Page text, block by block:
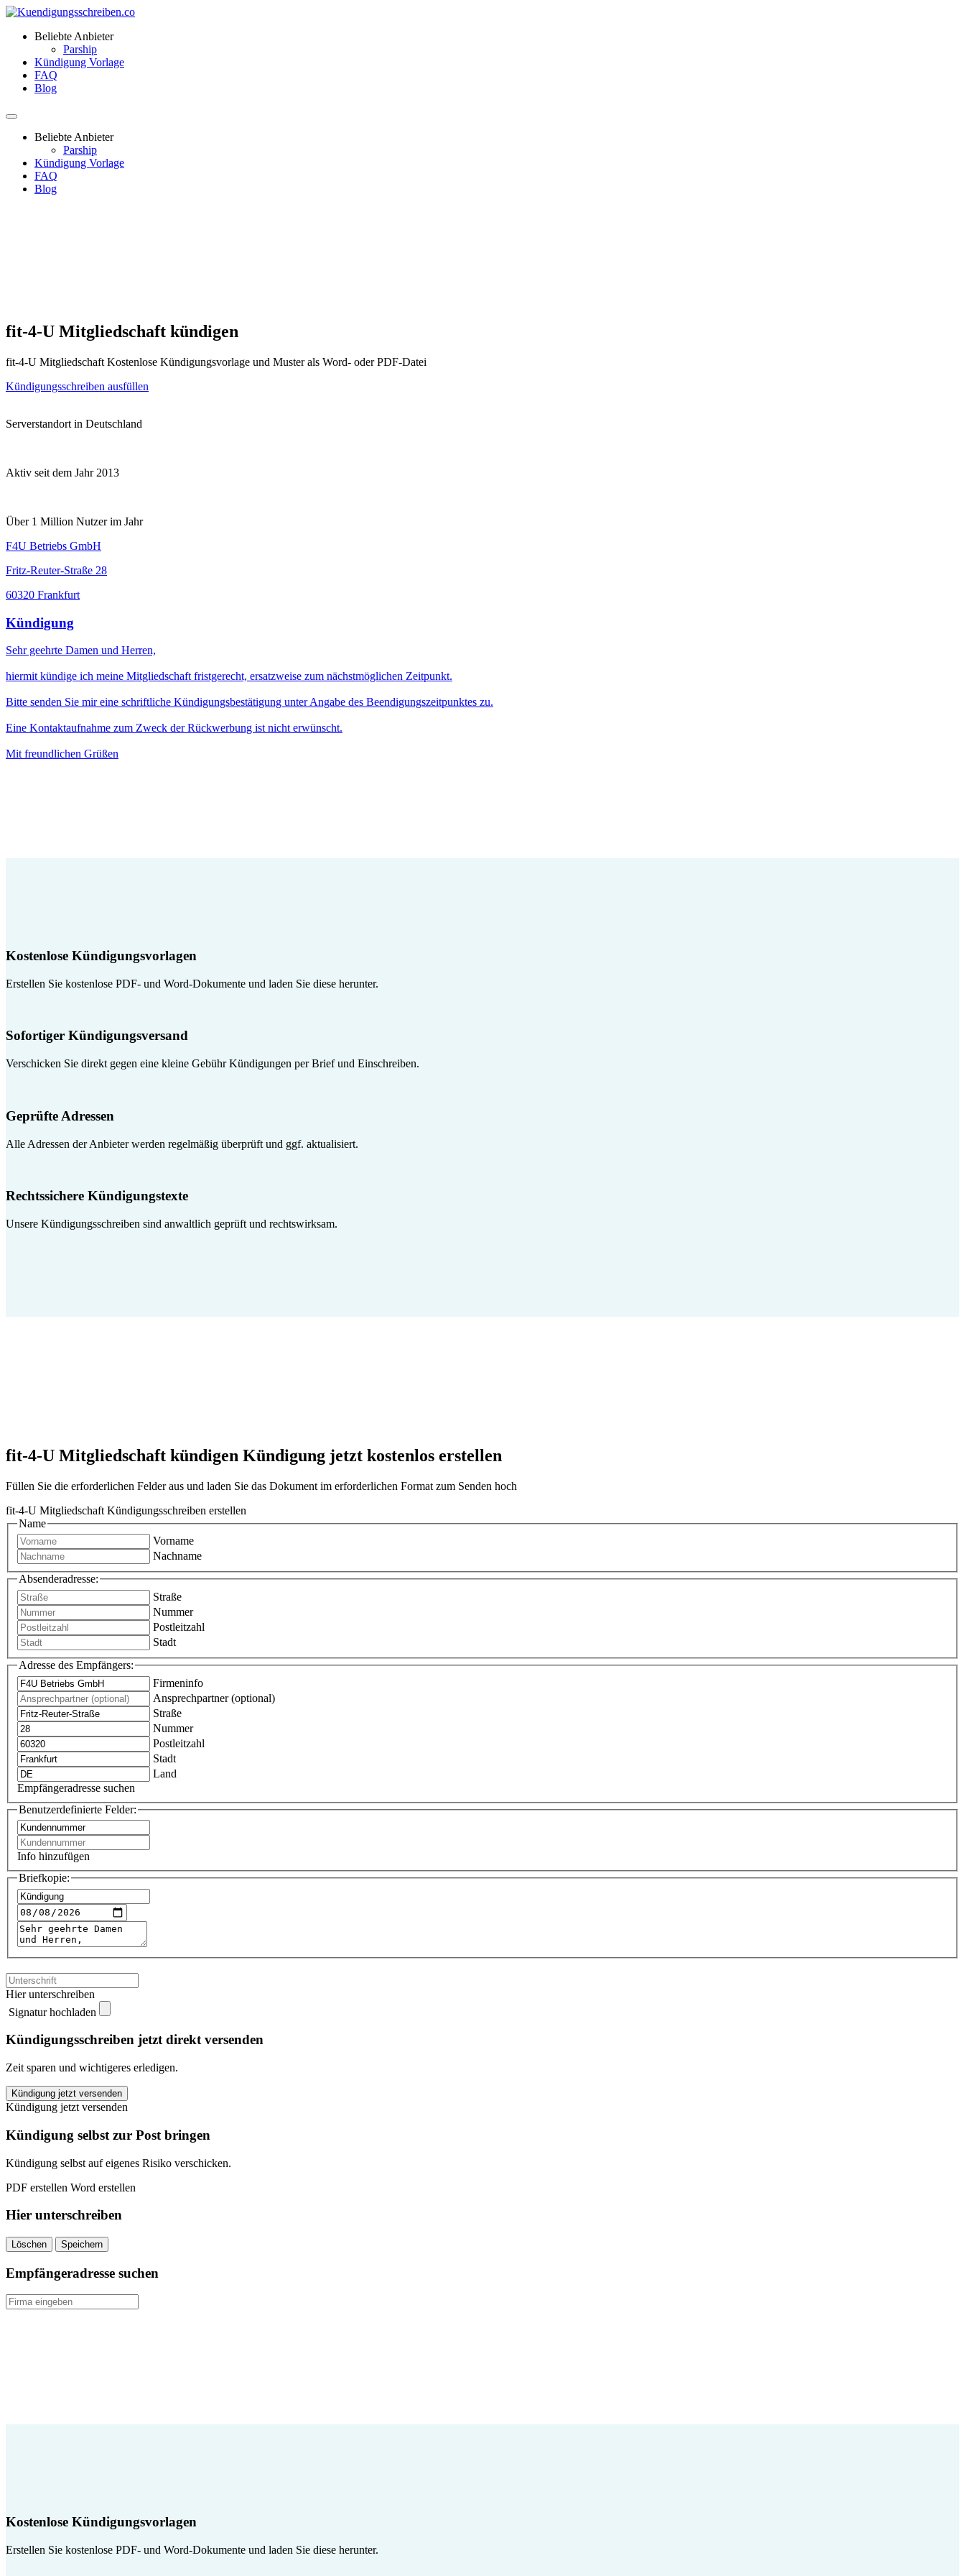
Beliebte Anbieter
Parship
Kündigung Vorlage
FAQ
Blog
Beliebte Anbieter
Parship
Kündigung Vorlage
FAQ
Blog
fit-4-U Mitgliedschaft kündigen
fit-4-U Mitgliedschaft Kostenlose Kündigungsvorlage und Muster als Word- oder PDF-Datei
Kündigungsschreiben ausfüllen
Serverstandort in Deutschland
Aktiv seit dem Jahr 2013
Über 1 Million Nutzer im Jahr
F4U Betriebs GmbH
Fritz-Reuter-Straße 28
60320 Frankfurt
Kündigung
Sehr geehrte Damen und Herren,
hiermit kündige ich meine Mitgliedschaft fristgerecht, ersatzweise zum nächstmöglichen Zeitpunkt.
Bitte senden Sie mir eine schriftliche Kündigungsbestätigung unter Angabe des Beendigungszeitpunktes zu.
Eine Kontaktaufnahme zum Zweck der Rückwerbung ist nicht erwünscht.
Mit freundlichen Grüßen
Kostenlose Kündigungsvorlagen
Erstellen Sie kostenlose PDF- und Word-Dokumente und laden Sie diese herunter.
Sofortiger Kündigungsversand
Verschicken Sie direkt gegen eine kleine Gebühr Kündigungen per Brief und Einschreiben.
Geprüfte Adressen
Alle Adressen der Anbieter werden regelmäßig überprüft und ggf. aktualisiert.
Rechtssichere Kündigungstexte
Unsere Kündigungsschreiben sind anwaltlich geprüft und rechtswirksam.
fit-4-U Mitgliedschaft kündigen Kündigung jetzt kostenlos erstellen
Füllen Sie die erforderlichen Felder aus und laden Sie das Dokument im erforderlichen Format zum Senden hoch
fit-4-U Mitgliedschaft Kündigungsschreiben erstellen
Name
Vorname
Nachname
Absenderadresse:
Straße
Nummer
Postleitzahl
Stadt
Adresse des Empfängers:
Firmeninfo
Ansprechpartner (optional)
Straße
Nummer
Postleitzahl
Stadt
Land
Empfängeradresse suchen
Benutzerdefinierte Felder:
Info hinzufügen
Briefkopie:
Hier unterschreiben
Signatur hochladen
Kündigungsschreiben jetzt direkt versenden
Zeit sparen und wichtigeres erledigen.
fit-
4-
Mitgliedschaft
kündigen
Kündigung jetzt versenden
Kündigung jetzt versenden
Kündigung selbst zur Post bringen
Kündigung selbst auf eigenes Risiko verschicken.
PDF erstellen Word erstellen
Hier unterschreiben
Löschen Speichern
Empfängeradresse suchen
Kostenlose Kündigungsvorlagen
Erstellen Sie kostenlose PDF- und Word-Dokumente und laden Sie diese herunter.